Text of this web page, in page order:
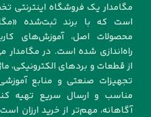
مگامدار یک فروشگاه اینترنتی
است که با برند ثبت‌شده
محصولات اصل، آموزش‌های
راه‌اندازی شده است. در مگامدار
از قطعات و بردهای الکترونیکی،
تجهیزات صنعتی و منابع
مناسب و ارسال سریع تهیه
آگاهانه، مهم‌تر از خرید ارزان